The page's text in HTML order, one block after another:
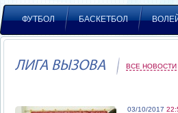
ФУТБОЛ БАСКЕТБОЛ
ЛИГА ВЫЗОВА ВСЕ НОВОСТИ
03/10/2017